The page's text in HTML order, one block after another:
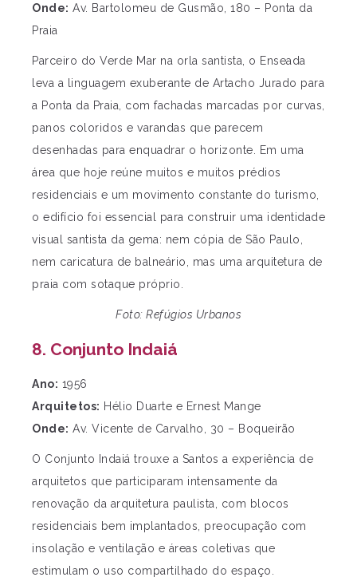
Onde: Av. Bartolomeu de Gusmão, 180 – Ponta da
Praia
Parceiro do Verde Mar na orla santista, o Enseada
leva a linguagem exuberante de Artacho Jurado para
a Ponta da Praia, com fachadas marcadas por curvas,
panos coloridos e varandas que parecem
desenhadas para enquadrar o horizonte. Em uma
área que hoje reúne muitos e muitos prédios
residenciais e um movimento constante do turismo,
o edifício foi essencial para construir uma identidade
visual santista da gema: nem cópia de São Paulo,
nem caricatura de balneário, mas uma arquitetura de
praia com sotaque próprio.
Foto: Refúgios Urbanos
8. Conjunto Indaiá
Ano: 1956
Arquitetos: Hélio Duarte e Ernest Mange
Onde: Av. Vicente de Carvalho, 30 – Boqueirão
O Conjunto Indaiá trouxe a Santos a experiência de
arquitetos que participaram intensamente da
renovação da arquitetura paulista, com blocos
residenciais bem implantados, preocupação com
insolação e ventilação e áreas coletivas que
estimulam o uso compartilhado do espaço.